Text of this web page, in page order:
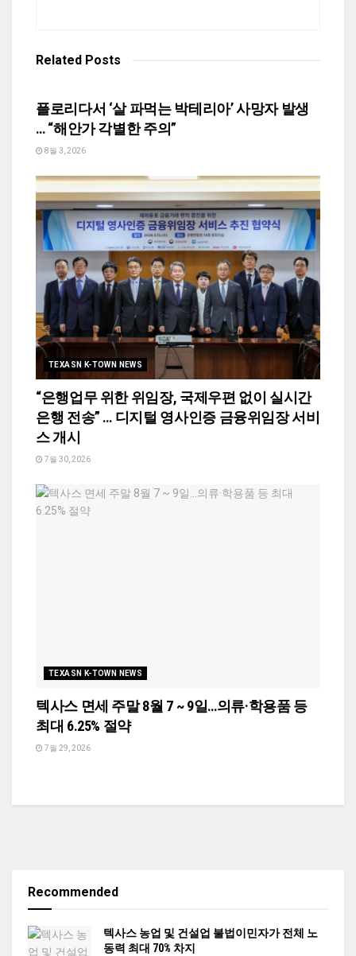
Related Posts
플로리다서 ‘살 파먹는 박테리아’ 사망자 발생
… “해안가 각별한 주의”
8월 3, 2026
TEXASN K-TOWN NEWS
“은행업무 위한 위임장, 국제우편 없이 실시간
은행 전송” … 디지털 영사인증 금융위임장 서비
스 개시
7월 30, 2026
TEXASN K-TOWN NEWS
텍사스 면세 주말 8월 7 ~ 9일…의류·학용품 등
최대 6.25% 절약
7월 29, 2026
Recommended
텍사스 농업 및 건설업 불법이민자가 전체 노
동력 최대 70% 차지